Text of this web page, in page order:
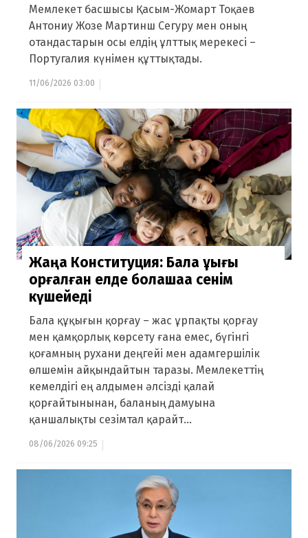
Мемлекет басшысы Қасым-Жомарт Тоқаев
Антониу Жозе Мартинш Сегуру мен оның
отандастарын осы елдің ұлттық мерекесі –
Португалия күнімен құттықтады.
11/06/2026 03:00
Жаңа Конституция: Бала құқығы
қорғалған елде болашаққа сенім
күшейеді
Бала құқығын қорғау – жас ұрпақты қорғау
мен қамқорлық көрсету ғана емес, бүгінгі
қоғамның рухани деңгейі мен адамгершілік
өлшемін айқындайтын таразы. Мемлекеттің
кемелдігі ең алдымен әлсізді қалай
қорғайтынынан, баланың дамуына
қаншалықты сезімтал қарайт...
08/06/2026 09:25